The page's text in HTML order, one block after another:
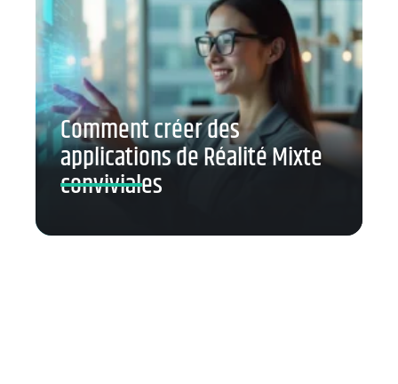
Comment créer des
applications de Réalité Mixte
conviviales